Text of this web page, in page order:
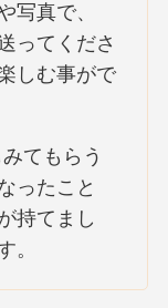
写真で、
ってくださ
しむ事がで
てもらう
ったこと
持てまし
。